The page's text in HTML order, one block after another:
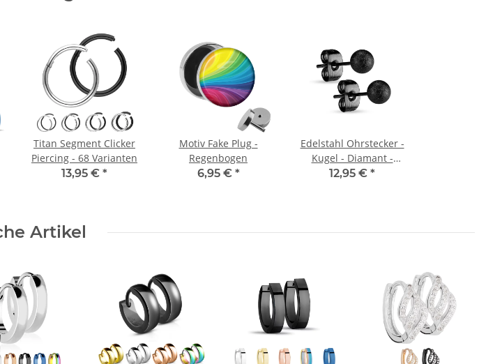
Titan Segment Clicker
Piercing - 68 Varianten
13,95 € *
Motiv Fake Plug -
Regenbogen
6,95 € *
Edelstahl Ohrstecker -
Kugel - Diamant -
Schwarz
12,95 € *
Artikel